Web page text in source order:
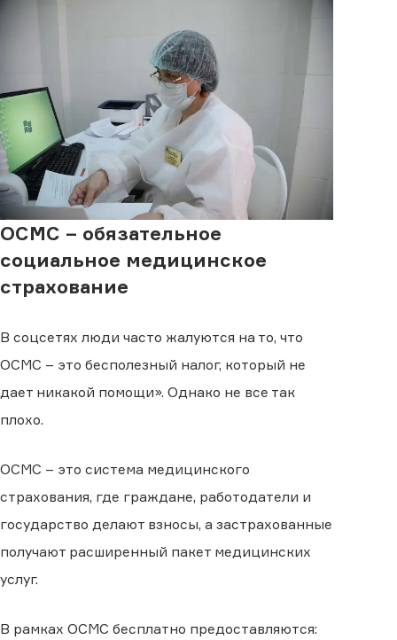
ОСМС – обязательное
социальное медицинское
страхование
В соцсетях люди часто жалуются на то, что
ОСМС – это бесполезный налог, который не
дает никакой помощи». Однако не все так
плохо.
ОСМС – это система медицинского
страхования, где граждане, работодатели и
государство делают взносы, а застрахованные
получают расширенный пакет медицинских
услуг.
В рамках ОСМС бесплатно предоставляются: